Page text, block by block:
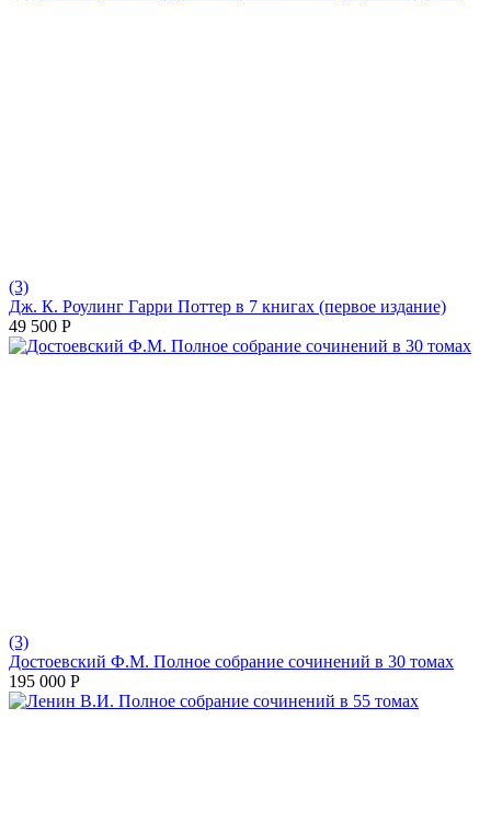
(3)
Дж. К. Роулинг Гарри Поттер в 7 книгах (первое издание)
49 500 Р
(3)
Достоевский Ф.М. Полное собрание сочинений в 30 томах
195 000 Р